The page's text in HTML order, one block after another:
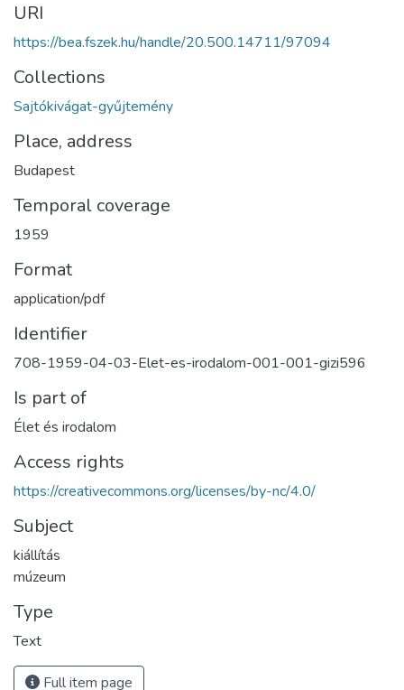
URI
https://bea.fszek.hu/handle/20.500.14711/97094
Collections
Sajtókivágat-gyűjtemény
Place, address
Budapest
Temporal coverage
1959
Format
application/pdf
Identifier
708-1959-04-03-Elet-es-irodalom-001-001-gizi596
Is part of
Élet és irodalom
Access rights
https://creativecommons.org/licenses/by-nc/4.0/
Subject
kiállítás
múzeum
Type
Text
Full item page